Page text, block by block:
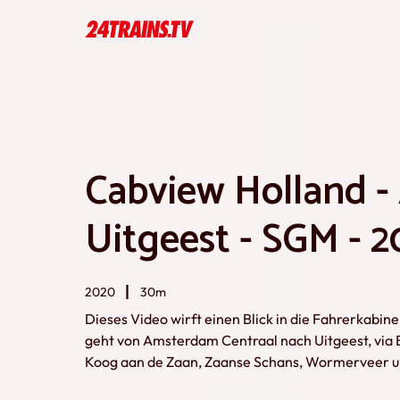
Cabview Holland
Uitgeest - SGM -
2020 30m
Dieses Video wirft einen Blick in die
geht von Amsterdam Centraal nach Uitgeest,
Koog aan de Zaan, Zaanse Schans,